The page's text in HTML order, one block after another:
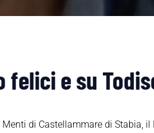
e su
di Castellammare di Stabia, il